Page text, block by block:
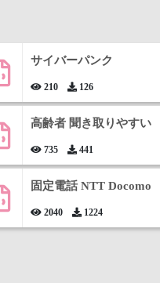
サイバーパンク
210 126
高齢者 聞き取りやすい
735 441
固定電話 NTT Docomo
2040 1224